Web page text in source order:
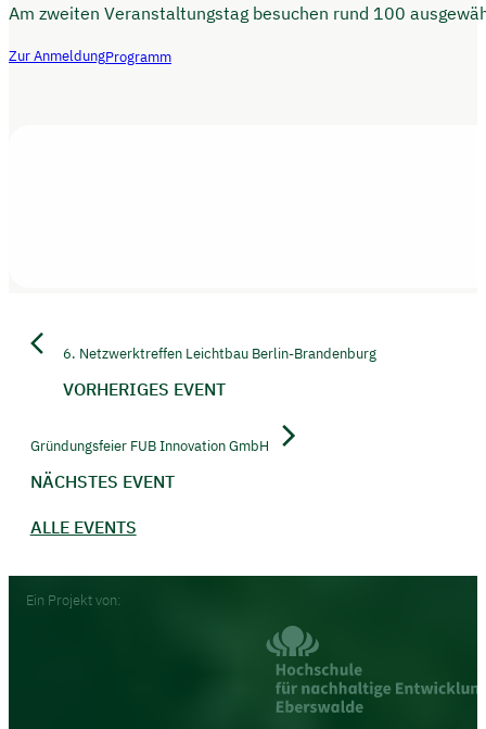
Am zweiten Veranstaltungstag besuchen rund 100
Zur AnmeldungProgramm
6. Netzwerktreffen Leichtbau Berlin-Brandenburg
VORHERIGES EVENT
ALLE EVENTS
Gründungsfeier FUB Innovation GmbH
NÄCHSTES EVENT
Footer
Ein Projekt von: